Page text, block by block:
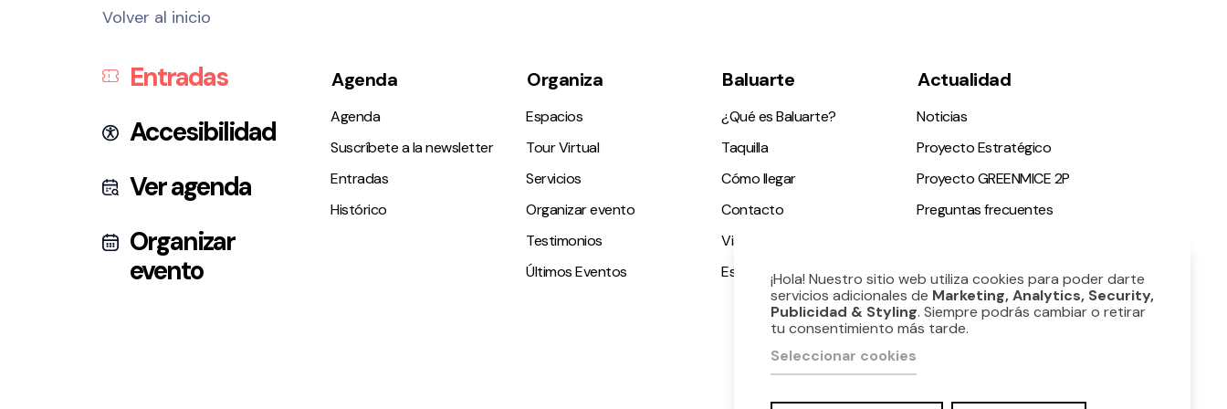
Volver al inicio
Entradas
Accesibilidad
Ver agenda
Organizar
evento
Agenda
Agenda
Suscríbete a la newsletter
Entradas
Histórico
Organiza
Espacios
Tour Virtual
Servicios
Organizar evento
Testimonios
Últimos Eventos
Baluarte
¿Qué es Baluarte?
Taquilla
Cómo llegar
Contacto
Visitas guiadas
Espacio accesible
Actualidad
Noticias
Proyecto Estratégico
Proyecto GREENMICE 2P
Preguntas frecuentes
¡Hola! Nuestro sitio web utiliza cookies para poder darte
servicios adicionales de Marketing, Analytics, Security,
Publicidad & Styling. Siempre podrás cambiar o retirar
tu consentimiento más tarde.
Seleccionar cookies